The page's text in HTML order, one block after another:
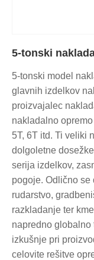
5-tonski
5-tonski model
glavnih izdelkov
proizvajalec
nakladalno
5T, 6T itd. Ti veliki
dolgoletne
serija izdelkov,
pogoje. Odlično se
rudarstvo,
razkladanje ter
napredno
izkušnje pri
celovite rešitve